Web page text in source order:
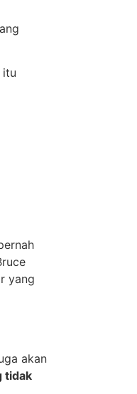
itu
yang
akan
tidak